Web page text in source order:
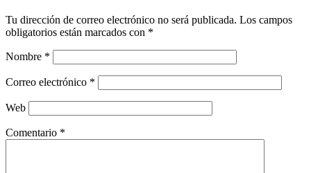
Tu dirección de correo electrónico no será publicada. Los campos
obligatorios están marcados con *
Nombre *
Correo electrónico *
Web
Comentario *